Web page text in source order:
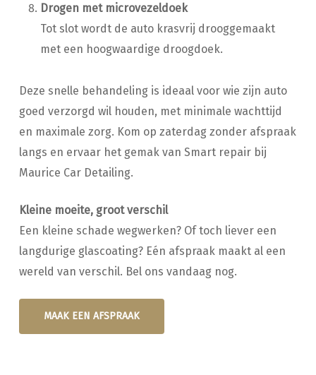
Drogen met microvezeldoek
Tot slot wordt de auto krasvrij drooggemaakt
met een hoogwaardige droogdoek.
Deze snelle behandeling is ideaal voor wie zijn auto
goed verzorgd wil houden, met minimale wachttijd
en maximale zorg. Kom op zaterdag zonder afspraak
langs en ervaar het gemak van Smart repair bij
Maurice Car Detailing.
Kleine moeite, groot verschil
Een kleine schade wegwerken? Of toch liever een
langdurige glascoating? Eén afspraak maakt al een
wereld van verschil. Bel ons vandaag nog.
MAAK EEN AFSPRAAK